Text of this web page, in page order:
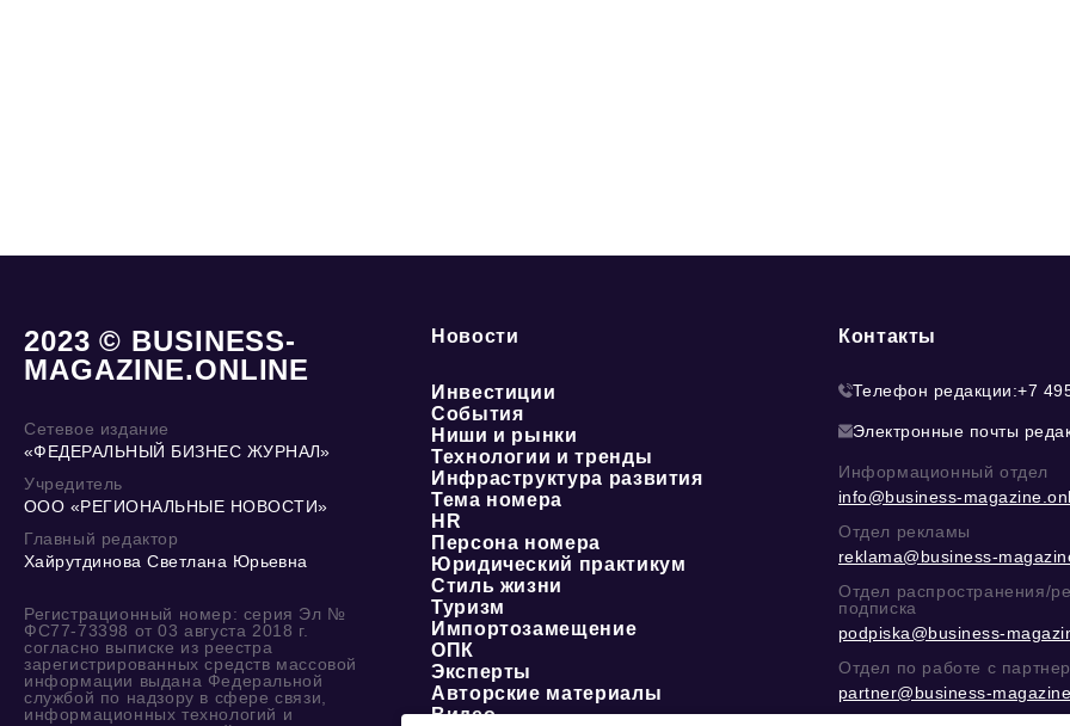
2023 © BUSINESS-
MAGAZINE.ONLINE
Сетевое издание
«ФЕДЕРАЛЬНЫЙ БИЗНЕС ЖУРНАЛ»
Учредитель
ООО «РЕГИОНАЛЬНЫЕ НОВОСТИ»
Главный редактор
Хайрутдинова Светлана Юрьевна
Регистрационный номер: серия Эл №
ФС77-73398 от 03 августа 2018 г.
согласно выписке из реестра
зарегистрированных средств массовой
информации выдана Федеральной
службой по надзору в сфере связи,
информационных технологий и
Новости
Инвестиции
События
Ниши и рынки
Технологии и тренды
Инфраструктура развития
Тема номера
HR
Персона номера
Юридический практикум
Стиль жизни
Туризм
Импортозамещение
ОПК
Эксперты
Авторские материалы
Видео
Контакты
Телефон редакции:+7
Электронные почты
Информационный отдел
info@business-
Отдел рекламы
reklama@business-
Отдел распространения/
подписка
podpiska@business-
Отдел по работе с
partner@business-